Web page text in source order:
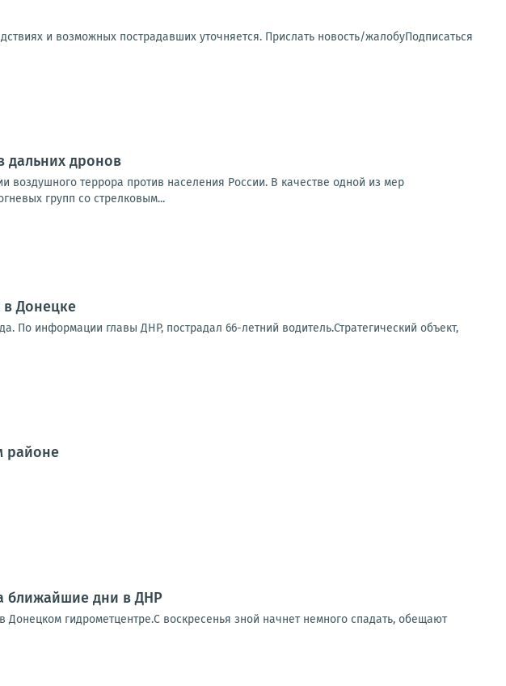
и возможных пострадавших уточняется. Прислать новость/жалобуПодписаться
дальних дронов
воздушного террора против населения России. В качестве одной из мер
групп со стрелковым...
в Донецке
По информации главы ДНР, пострадал 66-летний водитель.Стратегический объект,
районе
ближайшие дни в ДНР
гидрометцентре.С воскресенья зной начнет немного спадать, обещают